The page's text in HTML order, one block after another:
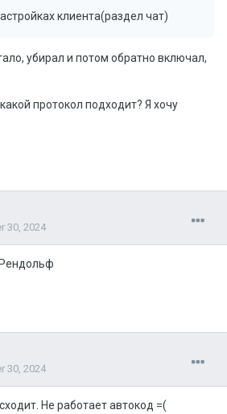
клиента(раздел чат)
убирал и потом обратно включал,
протокол подходит? Я хочу
30, 2024
30, 2024
Не работает автокод =(